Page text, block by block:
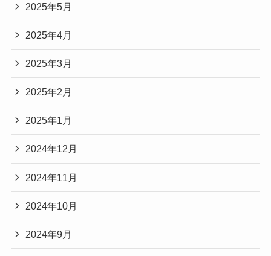
2025年5月
2025年4月
2025年3月
2025年2月
2025年1月
2024年12月
2024年11月
2024年10月
2024年9月